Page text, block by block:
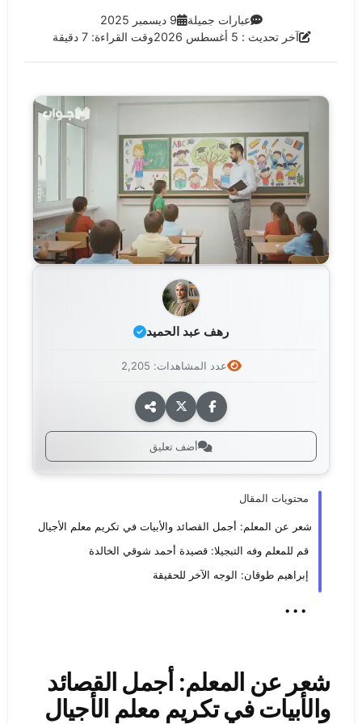
الفئة:عبارات جميلةتاريخ النشر:
9 ديسمبر 2025
آخر تحديث:
آخر تحديث : 5 أغسطس 2026 وقت القراءة: 7 دقيقة
رهف عبد الحميد
عدد المشاهدات: 2,205
أضف تعليق
محتويات المقال
شعر عن المعلم: أجمل القصائد والأبيات في تكريم معلم الأجيال
قم للمعلم وفه التبجيلا: قصيدة أحمد شوقي الخالدة
إبراهيم طوقان: الوجه الآخر للحقيقة
...
شعر عن المعلم: أجمل القصائد
والأبيات في تكريم معلم الأجيال